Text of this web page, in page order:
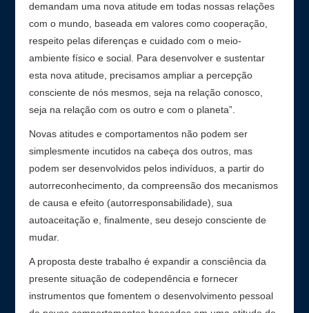
demandam uma nova atitude em todas nossas relações
com o mundo, baseada em valores como cooperação,
respeito pelas diferenças e cuidado com o meio-
ambiente físico e social. Para desenvolver e sustentar
esta nova atitude, precisamos ampliar a percepção
consciente de nós mesmos, seja na relação conosco,
seja na relação com os outro e com o planeta”.
Novas atitudes e comportamentos não podem ser
simplesmente incutidos na cabeça dos outros, mas
podem ser desenvolvidos pelos indivíduos, a partir do
autorreconhecimento, da compreensão dos mecanismos
de causa e efeito (autorresponsabilidade), sua
autoaceitação e, finalmente, seu desejo consciente de
mudar.
A proposta deste trabalho é expandir a consciência da
presente situação de codependência e fornecer
instrumentos que fomentem o desenvolvimento pessoal